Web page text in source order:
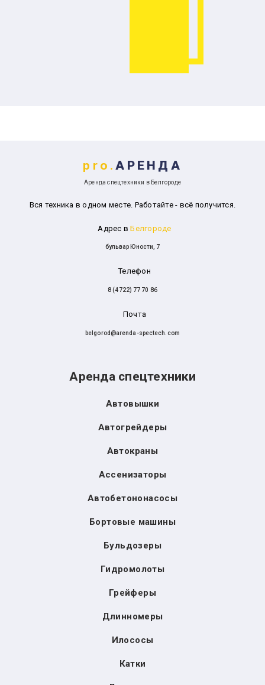
pro.АРЕНДА
Аренда спецтехники в Белгороде
Вся техника в одном месте. Работайте - всё получится.
Адрес вБелгороде
бульвар Юности, 7
Телефон
8 (4722) 77 70 86
Почта
belgorod@arenda-spectech.com
Аренда спецтехники
Автовышки
Автогрейдеры
Автокраны
Ассенизаторы
Автобетононасосы
Бортовые машины
Бульдозеры
Гидромолоты
Грейферы
Длинномеры
Илососы
Катки